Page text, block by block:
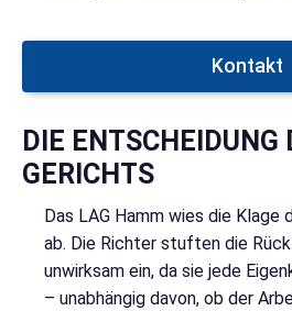
Kontakt
DIE ENTSCHEIDUNG
GERICHTS
Das LAG Hamm wies die Klage
ab. Die Richter stuften die
unwirksam ein, da sie jede
– unabhängig davon, ob der